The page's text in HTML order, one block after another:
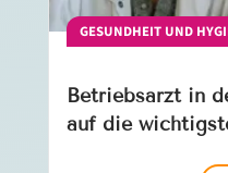
GESUNDHEIT UND
Betriebsarzt in
auf die